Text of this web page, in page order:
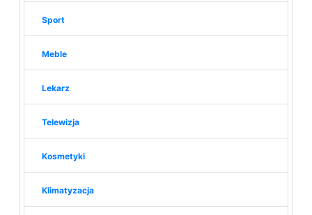
Sport
Meble
Lekarz
Telewizja
Kosmetyki
Klimatyzacja